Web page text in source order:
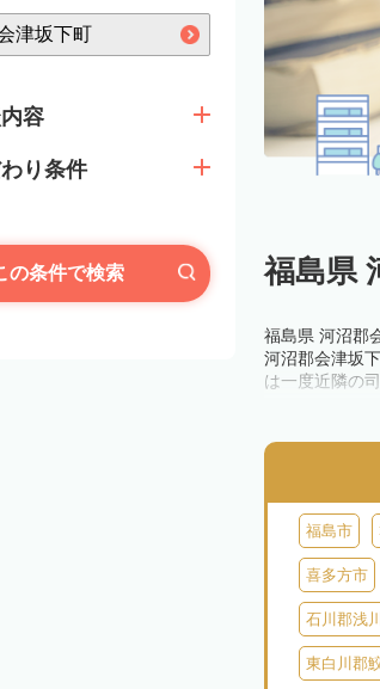
容
り条件
の条件で検索 福島県
福島県 河沼郡
河沼郡会津坂
は一度近隣の
福島市
喜多方市
石川郡浅
東白川郡